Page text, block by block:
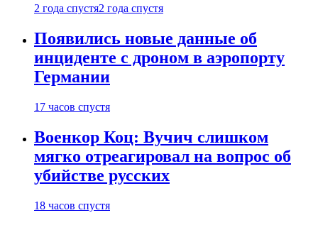
2 года спустя2 года спустя
Появились новые данные об
инциденте с дроном в аэропорту
Германии
17 часов спустя
Военкор Коц: Вучич слишком
мягко отреагировал на вопрос об
убийстве русских
18 часов спустя